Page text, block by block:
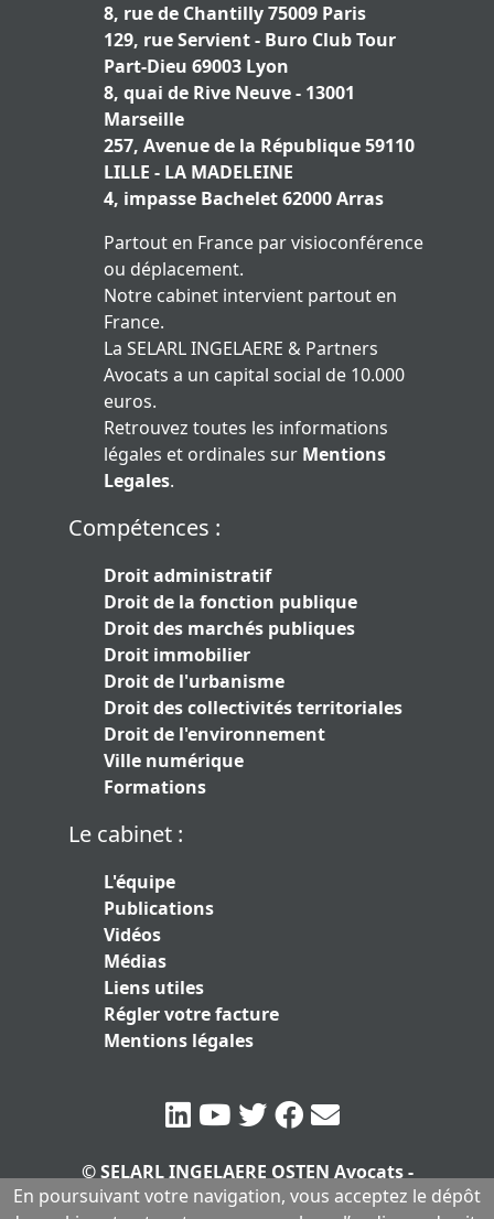
8, rue de Chantilly 75009 Paris
129, rue Servient - Buro Club Tour
Part-Dieu 69003 Lyon
8, quai de Rive Neuve - 13001
Marseille
257, Avenue de la République 59110
LILLE - LA MADELEINE
4, impasse Bachelet 62000 Arras
Partout en France par visioconférence
ou déplacement.
Notre cabinet intervient partout en
France.
La SELARL INGELAERE & Partners
Avocats a un capital social de 10.000
euros.
Retrouvez toutes les informations
légales et ordinales sur Mentions
Legales.
Compétences :
Droit administratif
Droit de la fonction publique
Droit des marchés publiques
Droit immobilier
Droit de l'urbanisme
Droit des collectivités territoriales
Droit de l'environnement
Ville numérique
Formations
Le cabinet :
L'équipe
Publications
Vidéos
Médias
Liens utiles
Régler votre facture
Mentions légales
© SELARL INGELAERE OSTEN Avocats -
SERLARL au capital de 10.000 euros|
En poursuivant votre navigation, vous acceptez le dépôt